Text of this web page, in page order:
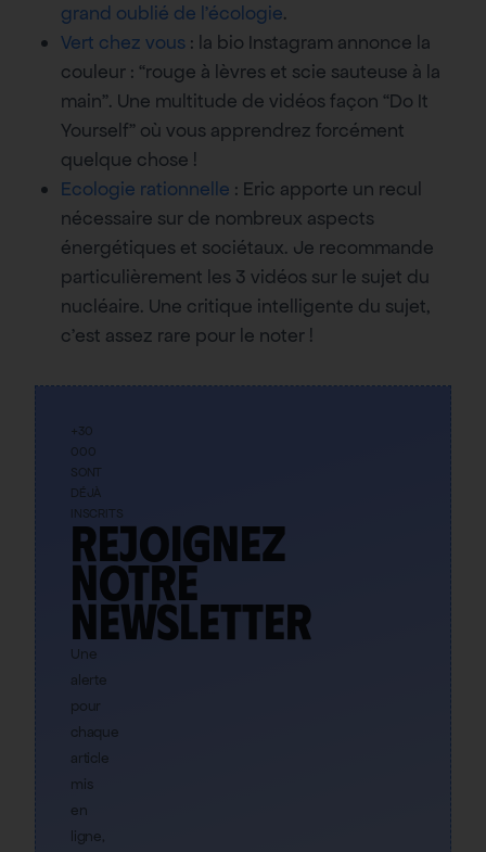
grand oublié de l’écologie.
Vert chez vous : la bio Instagram annonce la
couleur : “rouge à lèvres et scie sauteuse à la
main”. Une multitude de vidéos façon “Do It
Yourself” où vous apprendrez forcément
quelque chose !
Ecologie rationnelle : Eric apporte un recul
nécessaire sur de nombreux aspects
énergétiques et sociétaux. Je recommande
particulièrement les 3 vidéos sur le sujet du
nucléaire. Une critique intelligente du sujet,
c’est assez rare pour le noter !
+30
000
SONT
DÉJÀ
INSCRITS
Rejoignez
notre
newsletter
Une
alerte
pour
chaque
article
mis
en
ligne,